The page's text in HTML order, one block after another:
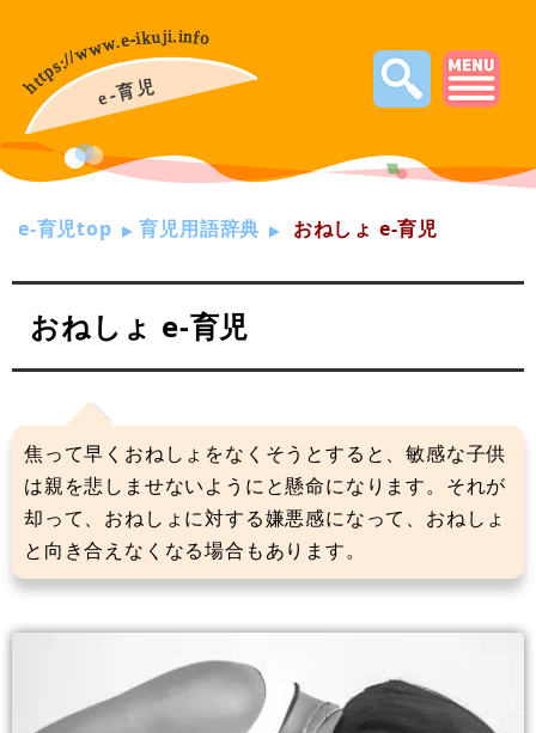
e-育児top 育児用語辞典 おねしょ e-育児
おねしょ e-育児
焦って早くおねしょをなくそうとすると、敏感な子供
は親を悲しませないようにと懸命になります。それが
却って、おねしょに対する嫌悪感になって、おねしょ
と向き合えなくなる場合もあります。